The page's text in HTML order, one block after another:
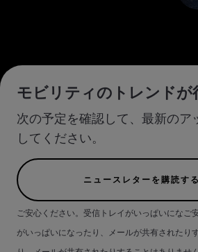
モビリティのトレンドが
次の予定を確認して、最新のア
してください。
ニュースレターを購読する
ご安心ください。受信トレイがいっぱいになご
がいっぱいになったり、メールが共有されたり